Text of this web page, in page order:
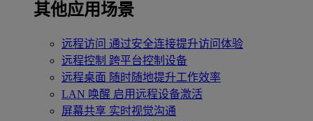
其他应用场景
远程访问 通过安全连接提升访问体验
远程控制 跨平台控制设备
远程桌面 随时随地提升工作效率
LAN 唤醒 启用远程设备激活
屏幕共享 实时视觉沟通